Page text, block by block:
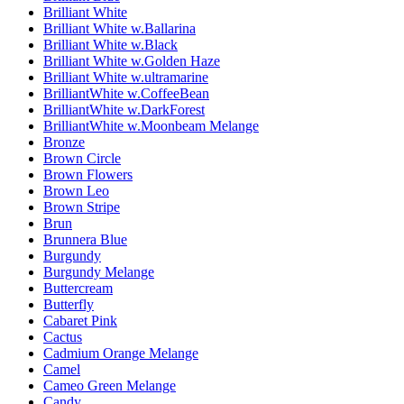
Brilliant White
Brilliant White w.Ballarina
Brilliant White w.Black
Brilliant White w.Golden Haze
Brilliant White w.ultramarine
BrilliantWhite w.CoffeeBean
BrilliantWhite w.DarkForest
BrilliantWhite w.Moonbeam Melange
Bronze
Brown Circle
Brown Flowers
Brown Leo
Brown Stripe
Brun
Brunnera Blue
Burgundy
Burgundy Melange
Buttercream
Butterfly
Cabaret Pink
Cactus
Cadmium Orange Melange
Camel
Cameo Green Melange